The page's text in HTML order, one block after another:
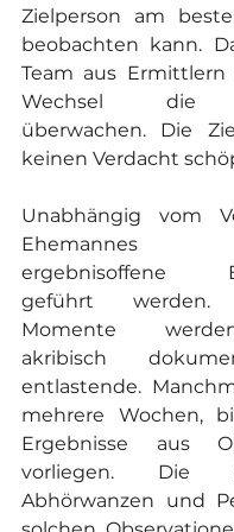
Zielperson am
beobachten kann.
Team aus
Wechsel die
überwachen. Die
keinen Verdacht
Unabhängig vom
Ehemannes
ergebnisoffene
geführt werden.
Momente
akribisch
entlastende.
mehrere Wochen,
Ergebnisse aus
vorliegen. Die
Abhörwanzen und